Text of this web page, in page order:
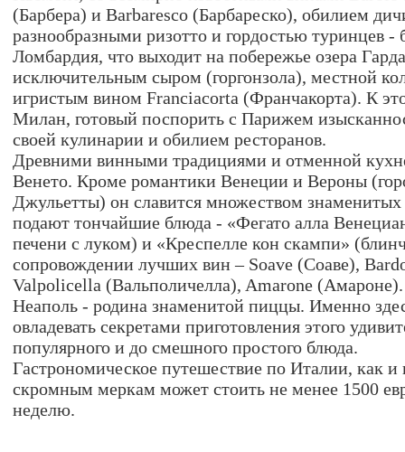
(Барбера) и Barbaresco (Барбареско), обилием
разнообразными ризотто и гордостью туринцев
Ломбардия, что выходит на побережье озера
исключительным сыром (горгонзола), местной
игристым вином Franciacorta (Франчакорта). К
Милан, готовый поспорить с Парижем
своей кулинарии и обилием ресторанов.
Древними винными традициями и отменной
Венето. Кроме романтики Венеции и Вероны
Джульетты) он славится множеством знаменитых
подают тончайшие блюда - «Фегато алла
печени с луком) и «Креспелле кон скампи»
сопровождении лучших вин – Soave (Соаве),
Valpolicella (Вальполичелла), Amarone (Амароне).
Неаполь - родина знаменитой пиццы. Именно
овладевать секретами приготовления этого
популярного и до смешного простого блюда.
Гастрономическое путешествие по Италии, как
скромным меркам может стоить не менее 1500
неделю.